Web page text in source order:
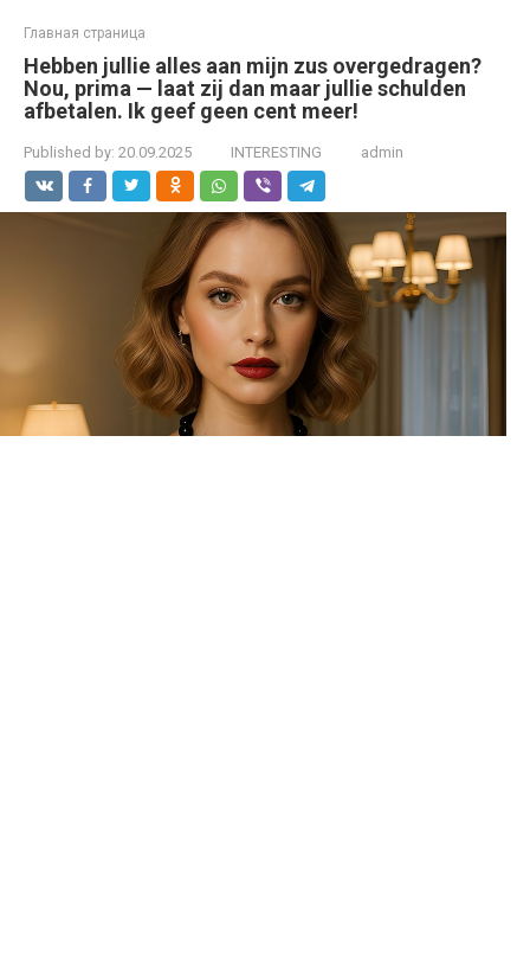
Главная страница
Hebben jullie alles aan mijn zus overgedragen?
Nou, prima — laat zij dan maar jullie schulden
afbetalen. Ik geef geen cent meer!
Published by: 20.09.2025 INTERESTING admin